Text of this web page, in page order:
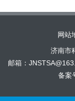
网站
济南市
邮箱：
备案